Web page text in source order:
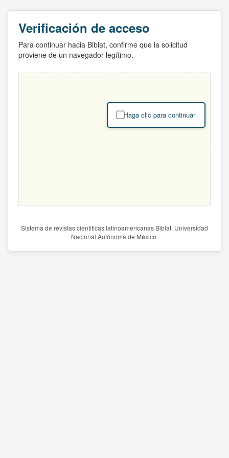
Verificación de acceso
Para continuar hacia Biblat, confirme que la solicitud
proviene de un navegador legítimo.
Haga clic para continuar
Sistema de revistas científicas latinoamericanas Biblat. Universidad
Nacional Autónoma de México.